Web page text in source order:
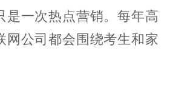
是一次热点营销。每年高
网公司都会围绕考生和家